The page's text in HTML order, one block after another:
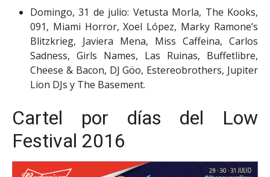
Domingo, 31 de julio: Vetusta Morla, The Kooks,
091, Miami Horror, Xoel López, Marky Ramone’s
Blitzkrieg, Javiera Mena, Miss Caffeina, Carlos
Sadness, Girls Names, Las Ruinas, Buffetlibre,
Cheese & Bacon, DJ Göo, Estereobrothers, Jupiter
Lion DJs y The Basement.
Cartel por días del Low
Festival 2016